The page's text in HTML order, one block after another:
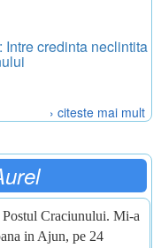
Intre credinta neclintita
› citeste mai mult
Postul Craciunului. Mi-a
in Ajun, pe 24